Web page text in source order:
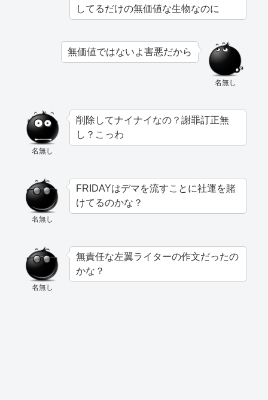
してるだけの無価値な生物なのに
名無し
無価値ではないよ害悪だから
名無し
削除してナイナイなの？謝罪訂正無
し？こっわ
名無し
FRIDAYはデマを流すことに社運を賭
けてるのかな？
名無し
無責任な左翼ライターの作文だったの
かな？